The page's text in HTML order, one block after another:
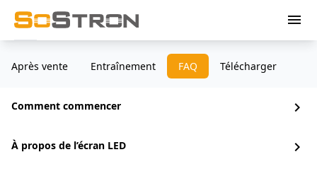
menu
Après vente Entraînement FAQ Télécharger
Comment commencer chevron_right
À propos de l’écran LED chevron_right